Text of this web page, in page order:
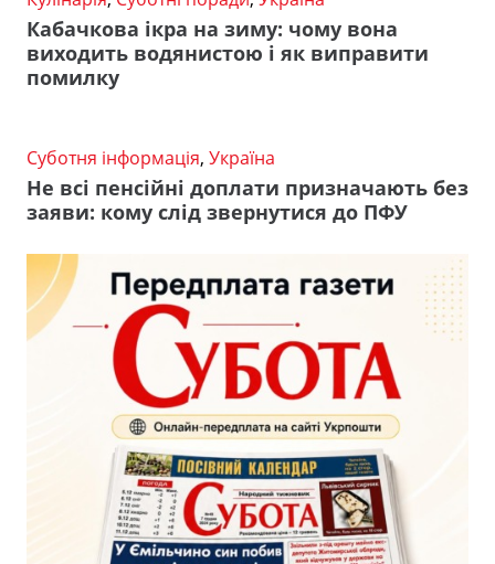
Кабачкова ікра на зиму: чому вона
виходить водянистою і як виправити
помилку
Суботня інформація, Україна
Не всі пенсійні доплати призначають без
заяви: кому слід звернутися до ПФУ